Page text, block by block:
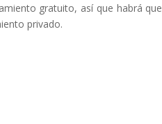
gratuito, así que habrá que
privado.